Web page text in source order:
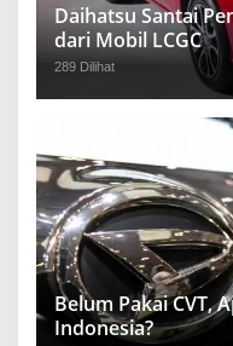
Daihatsu Santai
dari Mobil LCGC
289 Dilihat
Belum Pakai CVT,
Indonesia?